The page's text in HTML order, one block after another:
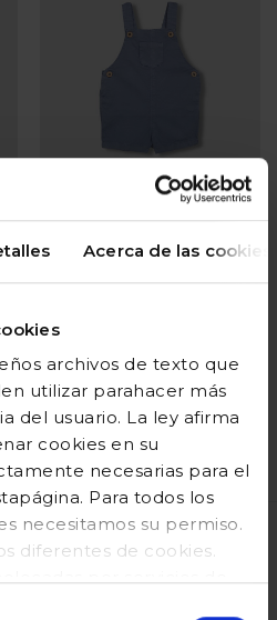
Acerca de las cookies
archivos de texto que
utilizar parahacer más
del usuario. La ley afirma
cookies en su
necesarias para el
Para todos los
necesitamos su permiso.
diferentes de cookies.
por servicios de
de 5
Peto corto de
Añadir
Valoración del cliente 5 de